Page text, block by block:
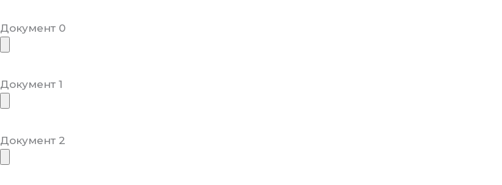
Документ 0
Документ 1
Документ 2